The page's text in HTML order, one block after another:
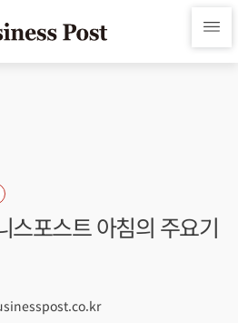
스포스트 아침의 주요기